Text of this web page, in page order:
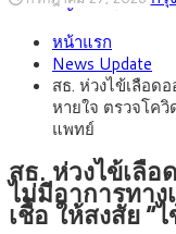
หน้ารถไฟฟ้าสงขลา โ
สิงหาคม 4, 2026
รายหัวเพียง 2,618 บ
งานจริง
สิงหาคม 3, 2026 กรุงศ
33.00-33.60 ติดตาม
สิงหาคม 1, 2026 “เอก
เดินหน้า 5 ยุทธศาสตร์
ศักยภาพ
กรกฎาคม 27, 2026 ภัย
ติดลายการ์ตูน กรมศุลก
ใหญ่จากเยอรมนี
หน้าแรก
News Update
สธ. ห่วงไข้เลือด
หายใจ ตรวจโควิ
แพทย์
สธ. ห่วงไข้เลื
ไม่มีอาการทา
เชื้อ ให้สงสัย “